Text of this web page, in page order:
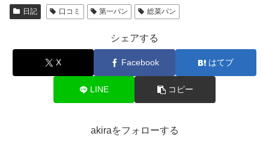
日記 口コミ 第一パン 総菜パン
シェアする
X Facebook はてブ
LINE コピー
akiraをフォローする